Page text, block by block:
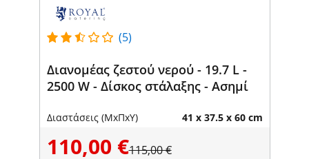
(5)
Διανομέας ζεστού νερού - 19.7 L -
2500 W - Δίσκος στάλαξης - Ασημί
Διαστάσεις (ΜxΠxΥ) 41 x 37.5 x 60 cm
110,00 €115,00 €